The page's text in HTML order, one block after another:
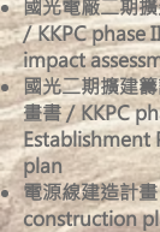
國光電廠二期
/ KKPC phase
impact
國光二期擴建
畫書 / KKPC
Establishment
plan
電源線建造計
construction